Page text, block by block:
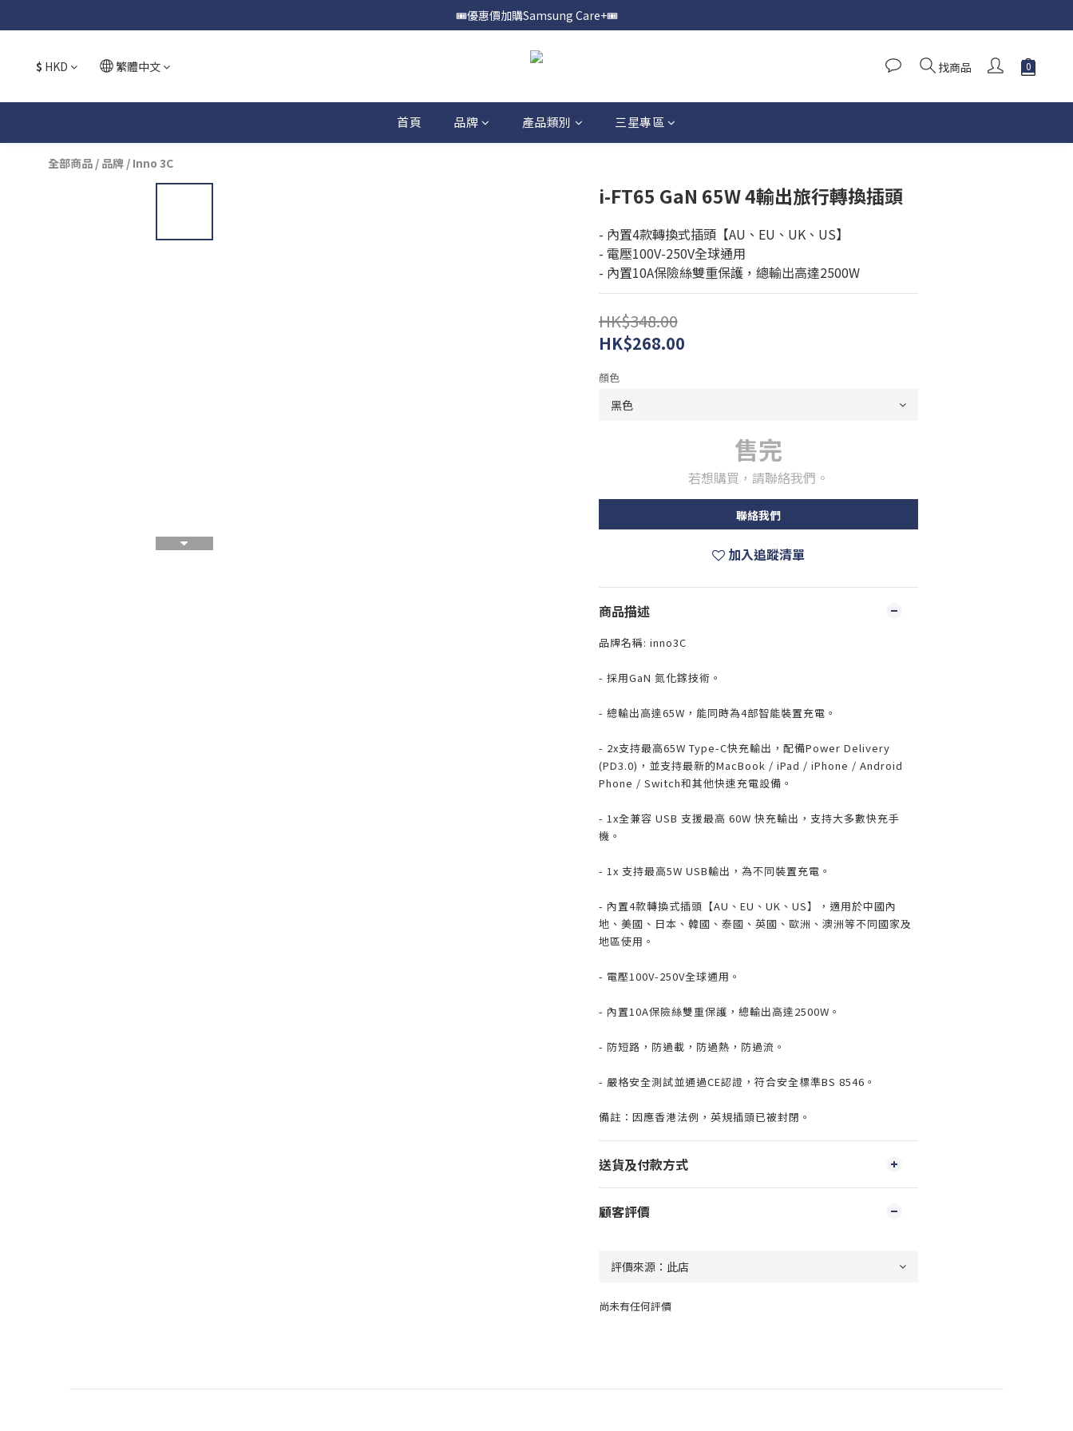
📍購買Samsung Galaxy S25📍
🎟️優惠價加購Samsung Care+🎟️
$ HKD 繁體中文 找商品
首頁 品牌 產品類別 三星專區
全部商品 / 品牌 / Inno 3C
i-FT65 GaN 65W 4輸出旅行轉換插頭
- 內置4款轉換式插頭【AU、EU、UK、US】
- 電壓100V-250V全球通用
- 內置10A保險絲雙重保護，總輸出高達2500W
HK$348.00
HK$268.00
顏色
售完
若想購買，請聯絡我們。
聯絡我們
加入追蹤清單
商品描述
品牌名稱: inno3C
- 採用GaN 氮化鎵技術。
- 總輸出高達65W，能同時為4部智能裝置充電。
- 2x支持最高65W Type-C快充輸出，配備Power Delivery
(PD3.0)，並支持最新的MacBook / iPad / iPhone / Android
Phone / Switch和其他快速充電設備。
- 1x全兼容 USB 支援最高 60W 快充輸出，支持大多數快充手
機。
- 1x 支持最高5W USB輸出，為不同裝置充電。
- 內置4款轉換式插頭【AU、EU、UK、US】，適用於中國內
地、美國、日本、韓國、泰國、英國、歐洲、澳洲等不同國家及
地區使用。
- 電壓100V-250V全球通用。
- 內置10A保險絲雙重保護，總輸出高達2500W。
- 防短路，防過載，防過熱，防過流。
- 嚴格安全測試並通過CE認證，符合安全標準BS 8546。
備註：因應香港法例，英規插頭已被封閉。
送貨及付款方式
顧客評價
尚未有任何評價